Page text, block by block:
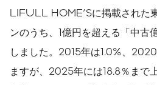
LIFULL HOME'Sに掲載された
ンのうち、1億円を超える「中古
しました。2015年は1.0%、
ますが、2025年には18.8％まで